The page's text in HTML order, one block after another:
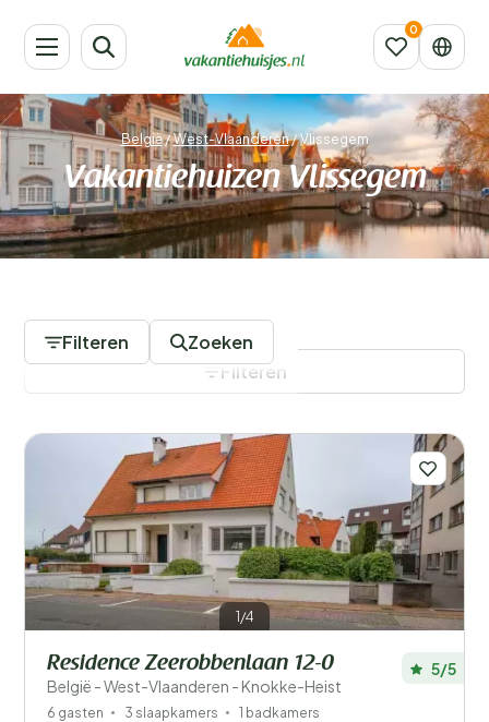
België/West-Vlaanderen/Vlissegem
Vakantiehuizen Vlissegem
Filteren Zoeken
Je vakantie
Kies reisdata en je gezelschap
Filters opslaan
Filteren
1/4
Residence Zeerobbenlaan 12-0
België - West-Vlaanderen - Knokke-Heist
5/5
6 gasten 3 slaapkamers 1 badkamers